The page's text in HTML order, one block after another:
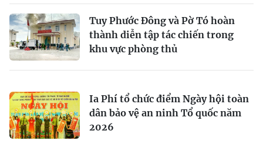
Tuy Phước Đông và Pờ Tó hoàn
thành diễn tập tác chiến trong
khu vực phòng thủ
Ia Phí tổ chức điểm Ngày hội toàn
dân bảo vệ an ninh Tổ quốc năm
2026